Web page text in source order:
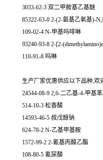
3033-62-3 双二甲胺基乙基醚
85322-63-0 2-(2-氨基乙氧基)-
109-02-4 N-甲基吗啡啉
93240-93-8 2-[2-
110-91-8 吗啉
生产厂家优惠供应以下品种,欢
24544-08-9 2,6-二乙基-4-甲基
514-10-3 松香酸
14593-46-5 叔戊醇钠
624-78-2 N-乙基甲基胺
1572-99-2 2-氰基丙酸乙酯
108-80-5 氰尿酸